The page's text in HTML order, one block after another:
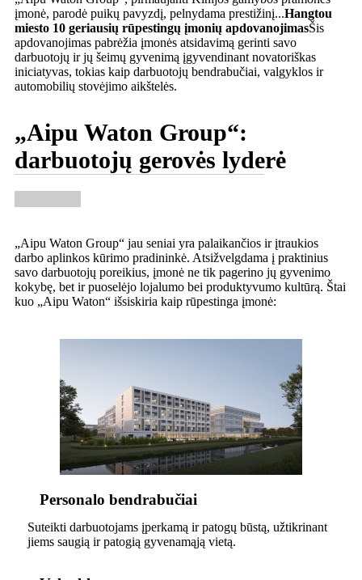
įmonė, parodė puikų pavyzdį, pelnydama prestižinį...Hangtou
miesto 10 geriausių rūpestingų įmonių apdovanojimasŠis
apdovanojimas pabrėžia įmonės atsidavimą gerinti savo
darbuotojų ir jų šeimų gyvenimą įgyvendinant novatoriškas
iniciatyvas, tokias kaip darbuotojų bendrabučiai, valgyklos ir
automobilių stovėjimo aikštelės.
„Aipu Waton Group“:
darbuotojų gerovės lyderė
„Aipu Waton Group“ jau seniai yra palaikančios ir įtraukios
darbo aplinkos kūrimo pradininkė. Atsižvelgdama į praktinius
savo darbuotojų poreikius, įmonė ne tik pagerino jų gyvenimo
kokybę, bet ir puoselėjo lojalumo bei produktyvumo kultūrą. Štai
kuo „Aipu Waton“ išsiskiria kaip rūpestinga įmonė:
Personalo bendrabučiai
Suteikti darbuotojams įperkamą ir patogų būstą, užtikrinant
jiems saugią ir patogią gyvenamąją vietą.